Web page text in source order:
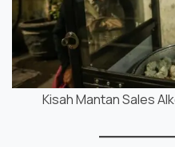
Kisah Mantan Sales